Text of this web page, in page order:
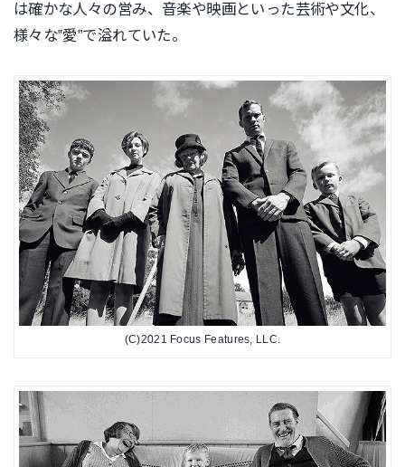
は確かな人々の営み、音楽や映画といった芸術や文化、
様々な‟愛”で溢れていた。
(C)2021 Focus Features, LLC.